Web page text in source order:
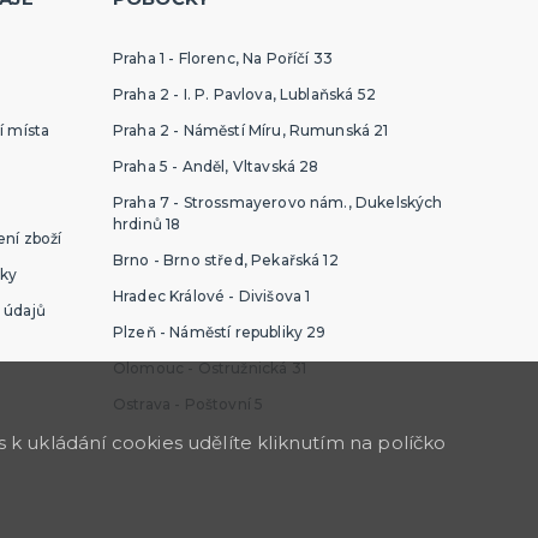
místa
zboží
údajů
Praha 1 - Florenc, Na Poříčí 33
Praha 2 - I. P. Pavlova, Lublaňská 52
Praha 2 - Náměstí Míru, Rumunská 21
Praha 5 - Anděl, Vltavská 28
Praha 7 - Strossmayerovo nám., Dukelských
hrdinů 18
Brno - Brno střed, Pekařská 12
Hradec Králové - Divišova 1
Plzeň - Náměstí republiky 29
Olomouc - Ostružnická 31
Ostrava - Poštovní 5
k ukládání cookies udělíte kliknutím na políčko